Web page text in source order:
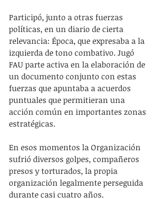
Participó, junto a otras fuerzas
políticas, en un diario de cierta
relevancia: Época, que expresaba a la
izquierda de tono combativo. Jugó
FAU parte activa en la elaboración de
un documento conjunto con estas
fuerzas que apuntaba a acuerdos
puntuales que permitieran una
acción común en importantes zonas
estratégicas.
En esos momentos la Organización
sufrió diversos golpes, compañeros
presos y torturados, la propia
organización legalmente perseguida
durante casi cuatro años.